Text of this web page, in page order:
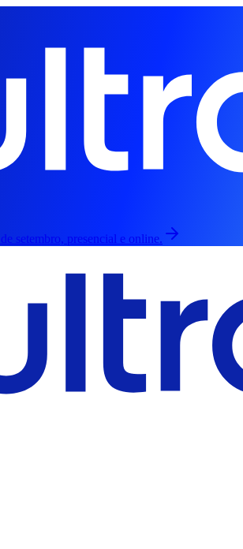
setembro, presencial e online.